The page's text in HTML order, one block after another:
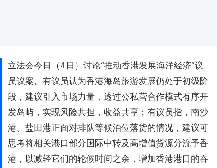
立法会今日（4日）讨论“推动香港发展海洋经济”议
员议案。有议员认为香港海岛旅游发展仍处于初级阶
段，建议引入市场力量，透过公私营合作模式有序开
发岛屿，实现风险共担，收益共享；有议员指，南沙
港、盐田港正面对排队等候泊位落货的情况，建议可
思考将相关港口部分国际中转及高增值货源分流予香
港，以减轻它们的轮候时间之余，增加香港港口的吞